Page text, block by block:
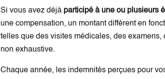
Si vous avez déjà participé à une ou plusieurs
une compensation, un montant différent en
telles que des visites médicales, des examens,
non exhaustive.
Chaque année, les indemnités perçues pour